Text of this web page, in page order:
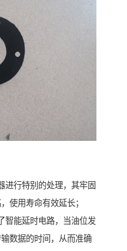
进行特别的处理，其牢固
使用寿命有效延长；
智能延时电路，当油位发
数据的时间，从而准确